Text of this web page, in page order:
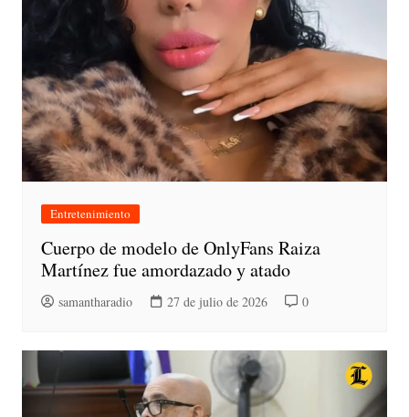
Entretenimiento
Cuerpo de modelo de OnlyFans Raiza
Martínez fue amordazado y atado
samantharadio 27 de julio de 2026 0